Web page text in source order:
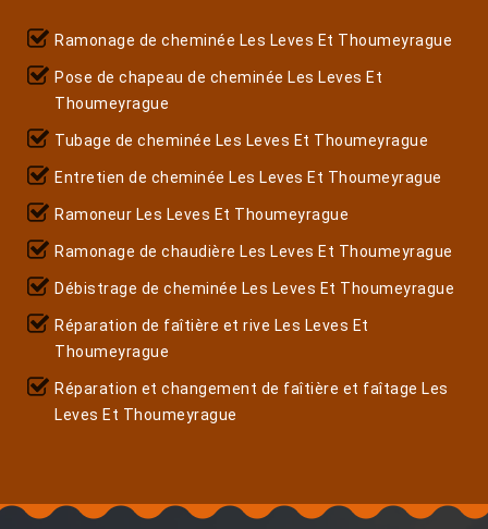
Ramonage de cheminée Les Leves Et Thoumeyrague
Pose de chapeau de cheminée Les Leves Et
Thoumeyrague
Tubage de cheminée Les Leves Et Thoumeyrague
Entretien de cheminée Les Leves Et Thoumeyrague
Ramoneur Les Leves Et Thoumeyrague
Ramonage de chaudière Les Leves Et Thoumeyrague
Débistrage de cheminée Les Leves Et Thoumeyrague
Réparation de faîtière et rive Les Leves Et
Thoumeyrague
Réparation et changement de faîtière et faîtage Les
Leves Et Thoumeyrague